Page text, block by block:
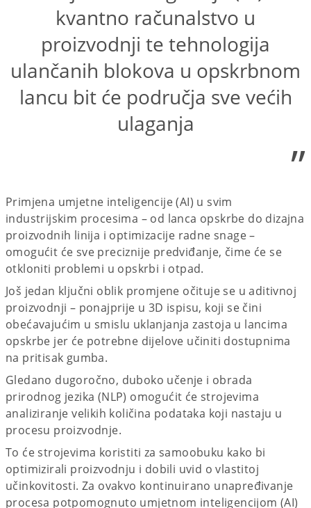
kvantno računalstvo u
proizvodnji te tehnologija
ulančanih blokova u opskrbnom
lancu bit će područja sve većih
ulaganja
”
Primjena umjetne inteligencije (AI) u svim
industrijskim procesima – od lanca opskrbe do dizajna
proizvodnih linija i optimizacije radne snage –
omogućit će sve preciznije predviđanje, čime će se
otkloniti problemi u opskrbi i otpad.
Još jedan ključni oblik promjene očituje se u aditivnoj
proizvodnji – ponajprije u 3D ispisu, koji se čini
obećavajućim u smislu uklanjanja zastoja u lancima
opskrbe jer će potrebne dijelove učiniti dostupnima
na pritisak gumba.
Gledano dugoročno, duboko učenje i obrada
prirodnog jezika (NLP) omogućit će strojevima
analiziranje velikih količina podataka koji nastaju u
procesu proizvodnje.
To će strojevima koristiti za samoobuku kako bi
optimizirali proizvodnju i dobili uvid o vlastitoj
učinkovitosti. Za ovakvo kontinuirano unapređivanje
procesa potpomognuto umjetnom inteligencijom (AI)